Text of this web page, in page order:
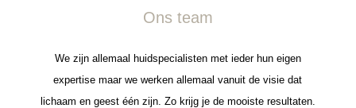
Ons team
We zijn allemaal huidspecialisten met ieder hun eigen
expertise maar we werken allemaal vanuit de visie dat
lichaam en geest één zijn. Zo krijg je de mooiste resultaten.